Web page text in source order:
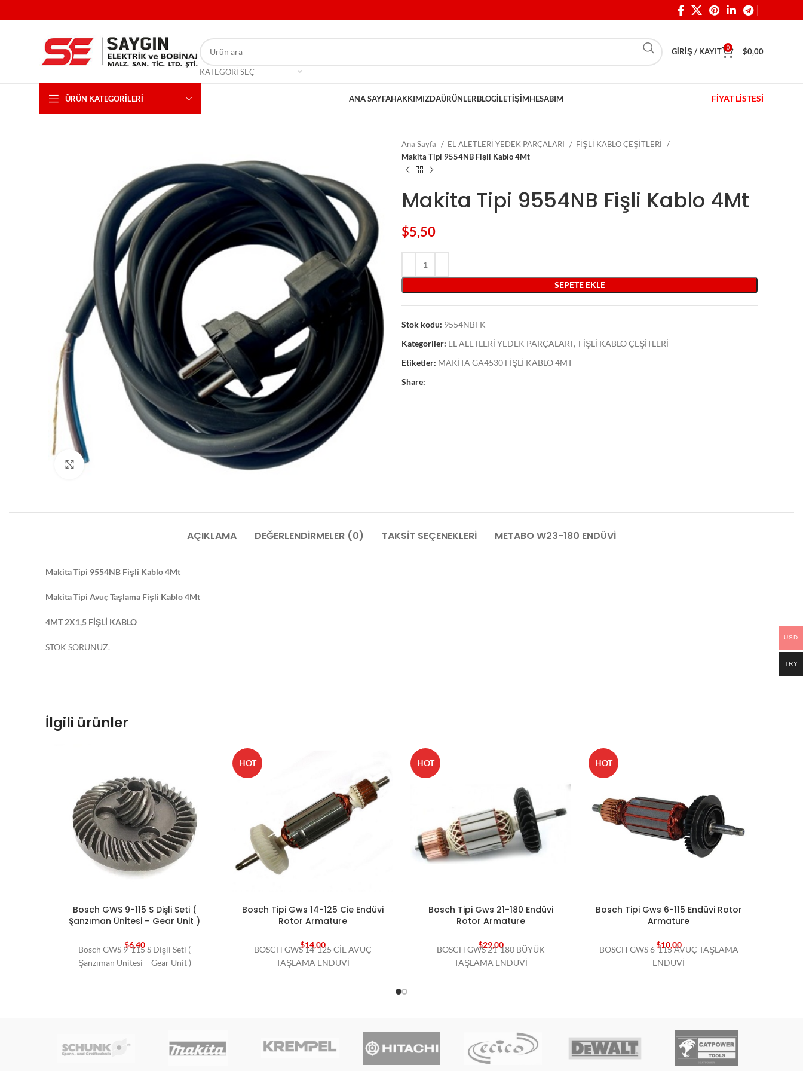
KATEGORI SEÇ
GIRIŞ / KAYIT 0 $0,00
ÜRÜN KATEGORILERI ANA SAYFAHAKKIMIZDAÜRÜNLERBLOGİLETIŞIMHESABIM FİYAT LİSTESİ
Click to enlarge
Ana Sayfa EL ALETLERİ YEDEK PARÇALARI
FİŞLİ KABLO ÇEŞİTLERİ
Makita Tipi 9554NB Fişli Kablo 4Mt
Makita Tipi 9554NB Fişli Kablo 4Mt
$5,50
SEPETE EKLE
Stok kodu: 9554NBFK
Kategoriler: EL ALETLERİ YEDEK PARÇALARI , FİŞLİ KABLO ÇEŞİTLERİ
Etiketler: MAKİTA GA4530 FİŞLİ KABLO 4MT
Share:
AÇIKLAMA DEĞERLENDIRMELER (0) TAKSIT SEÇENEKLERI METABO W23-180 ENDÜVİ
Makita Tipi 9554NB Fişli Kablo 4Mt
Makita Tipi Avuç Taşlama Fişli Kablo 4Mt
4MT 2X1,5 FİŞLİ KABLO
STOK SORUNUZ.
İlgili ürünler
Bosch GWS 9-115 S Dişli Seti (
Şanzıman Ünitesi – Gear Unit )
$6,40
Bosch GWS 9-115 S Dişli Seti (
Şanzıman Ünitesi – Gear Unit )
HOT
Bosch Tipi Gws 14-125 Cie Endüvi
Rotor Armature
$14,00
BOSCH GWS 14-125 CİE AVUÇ
TAŞLAMA ENDÜVİ
HOT
Bosch Tipi Gws 21-180 Endüvi
Rotor Armature
$29,00
BOSCH GWS 21-180 BÜYÜK
TAŞLAMA ENDÜVİ
HOT
Bosch Tipi Gws 6-115 Endüvi Rotor
Armature
$10,00
BOSCH GWS 6-115 AVUÇ TAŞLAMA
ENDÜVİ
USD
TRY